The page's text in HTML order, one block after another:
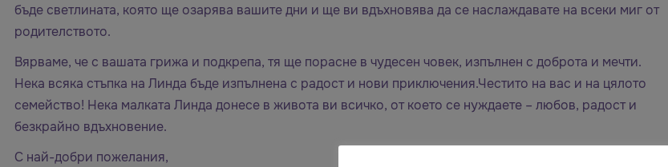
бъде светлината, която ще озарява вашите дни и ще ви вдъхновява да се наслаждавате на всеки миг от
родителството.
Вярваме, че с вашата грижа и подкрепа, тя ще порасне в чудесен човек, изпълнен с доброта и мечти.
Нека всяка стъпка на Линда бъде изпълнена с радост и нови приключения.Честито на вас и на цялото
семейство! Нека малката Линда донесе в живота ви всичко, от което се нуждаете – любов, радост и
безкрайно вдъхновение.
С най-добри пожелания,